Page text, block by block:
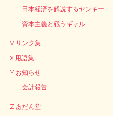
日本経済を解説するヤンキー
資本主義と戦うギャル
V リンク集
X 用語集
Y お知らせ
会計報告
Z あだん堂